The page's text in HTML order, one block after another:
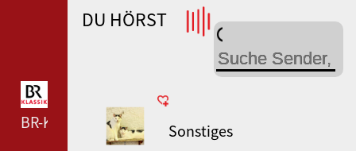
WDR 4 --- WDR 4 ---
BR-KLASSIK --- BR-KLASSIK ---
DU HÖRST
Sonstiges